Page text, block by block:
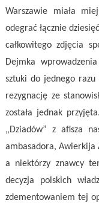
Warszawie miała
odegrać łącznie
całkowitego zdjęcia
Dejmka
sztuki do jednego razu
rezygnację ze
została jednak
„Dziadów” z afisza
ambasadora, Awierkija
a niektórzy znawcy
decyzja polskich
zdementowaniem tej